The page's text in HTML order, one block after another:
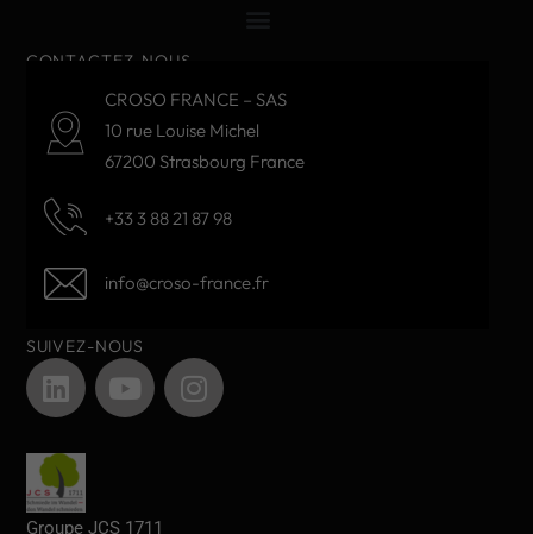
CONTACTEZ-NOUS
CROSO FRANCE – SAS
10 rue Louise Michel
67200 Strasbourg France
+33 3 88 21 87 98
info@croso-france.fr
SUIVEZ-NOUS
Groupe JCS 1711